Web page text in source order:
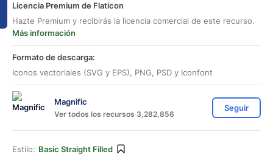
Licencia Premium de Flaticon
Hazte Premium y recibirás la licencia comercial de este recurso.
Más información
Formato de descarga:
Iconos vectoriales (SVG y EPS), PNG, PSD y Iconfont
Magnific
Ver todos los recursos 3,282,856
Seguir
Estilo: Basic Straight Filled